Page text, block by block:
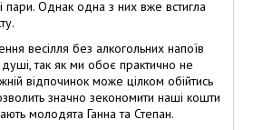
пари. Однак одна з них вже встигла
весілля без алкогольних напоїв
так як ми обоє практично не
відпочинок може цілком обійтись
значно зекономити наші кошти
молодята Ганна та Степан.